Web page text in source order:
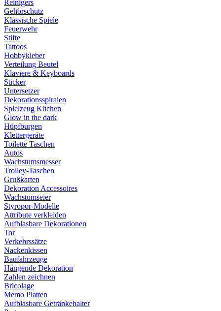
Reinigers
Gehörschutz
Klassische Spiele
Feuerwehr
Stifte
Tattoos
Hobbykleber
Verteilung Beutel
Klaviere & Keyboards
Sticker
Untersetzer
Dekorationsspiralen
Spielzeug Küchen
Glow in the dark
Hüpfburgen
Klettergeräte
Toilette Taschen
Autos
Wachstumsmesser
Trolley-Taschen
Grußkarten
Dekoration Accessoires
Wachstumseier
Styropor-Modelle
Attribute verkleiden
Aufblasbare Dekorationen
Tor
Verkehrssätze
Nackenkissen
Baufahrzeuge
Hängende Dekoration
Zahlen zeichnen
Bricolage
Memo Platten
Aufblasbare Getränkehalter